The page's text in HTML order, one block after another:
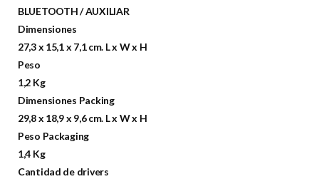
BLUETOOTH / AUXILIAR
Dimensiones
27,3 x 15,1 x 7,1 cm. L x W x H
Peso
1,2 Kg
Dimensiones Packing
29,8 x 18,9 x 9,6 cm. L x W x H
Peso Packaging
1,4 Kg
Cantidad de drivers